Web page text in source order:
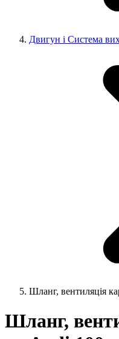
Двигун і Система
Шланг, вентиляція
Шланг,